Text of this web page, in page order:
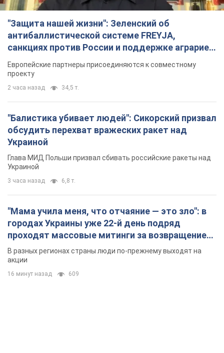
"Балистика убивает людей": Сикорский призвал
обсудить перехват вражеских ракет над
Украиной
"Мама учила меня, что отчаяние — это зло": в
городах Украины уже 22-й день подряд
проходят массовые митинги за возвращение
Федорова. Фото и видео
акции